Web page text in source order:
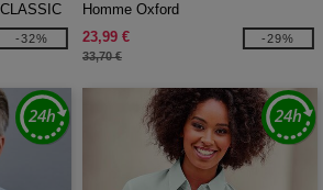
-32%
Homme Oxford
23,99 €
33,70 €
-29%